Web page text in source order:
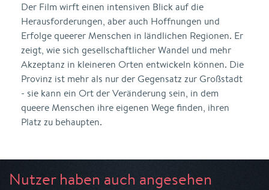
Der Film wirft einen intensiven Blick auf die
Herausforderungen, aber auch Hoffnungen und
Erfolge queerer Menschen in ländlichen Regionen. Er
zeigt, wie sich gesellschaftlicher Wandel und mehr
Akzeptanz in kleineren Orten entwickeln können. Die
Provinz ist mehr als nur der Gegensatz zur Großstadt
- sie kann ein Ort der Veränderung sein, in dem
queere Menschen ihre eigenen Wege finden, ihren
Platz zu behaupten.
Nutzer haben auch angesehen